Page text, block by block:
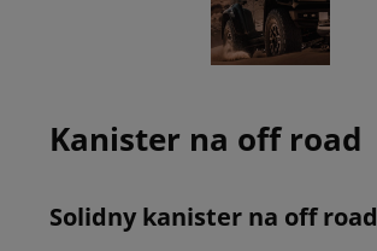
Kanister na off road
Solidny kanister na off road